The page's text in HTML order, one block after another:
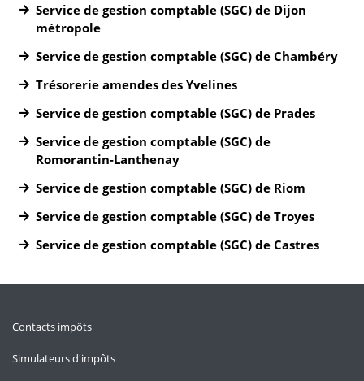
Service de gestion comptable (SGC) de Dijon
métropole
Service de gestion comptable (SGC) de Chambéry
Trésorerie amendes des Yvelines
Service de gestion comptable (SGC) de Prades
Service de gestion comptable (SGC) de
Romorantin-Lanthenay
Service de gestion comptable (SGC) de Riom
Service de gestion comptable (SGC) de Troyes
Service de gestion comptable (SGC) de Castres
Contacts impôts
Simulateurs d'impôts